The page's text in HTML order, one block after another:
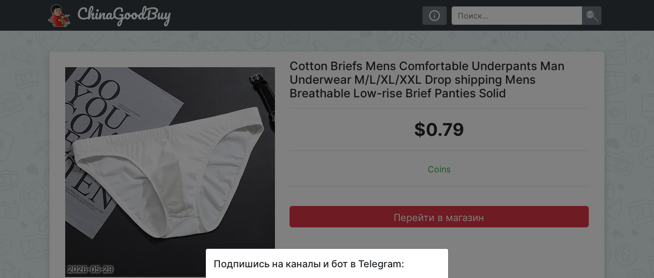
Акция на: Cotton Briefs Mens Comfortable Underpants Man Underwear M/L/XL/XXL Drop shipping Mens Breathable Low-rise Brief Panties Solid
ChinaGoodBuy
2026-05-29
Cotton Briefs Mens Comfortable Underpants Man
Underwear M/L/XL/XXL Drop shipping Mens
Breathable Low-rise Brief Panties Solid
$0.79
Coins
Перейти в магазин
Подпишись на каналы и бот в Telegram: